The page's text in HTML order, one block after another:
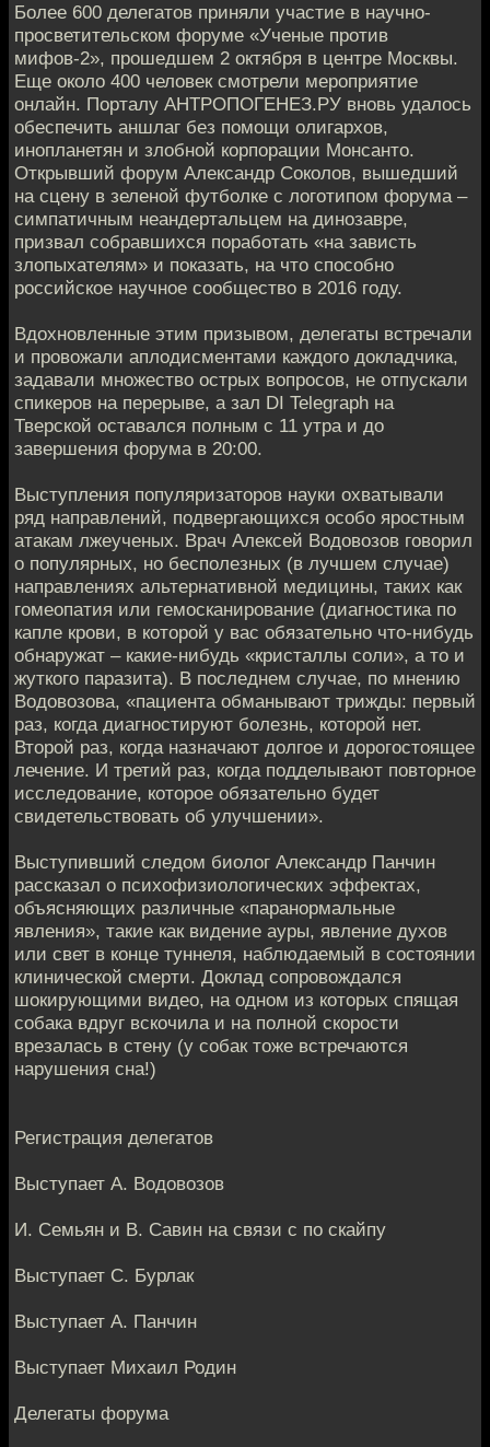
Более 600 делегатов приняли участие в научно-
просветительском форуме «Ученые против
мифов-2», прошедшем 2 октября в центре Москвы.
Еще около 400 человек смотрели мероприятие
онлайн. Порталу АНТРОПОГЕНЕЗ.РУ вновь удалось
обеспечить аншлаг без помощи олигархов,
инопланетян и злобной корпорации Монсанто.
Открывший форум Александр Соколов, вышедший
на сцену в зеленой футболке с логотипом форума –
симпатичным неандертальцем на динозавре,
призвал собравшихся поработать «на зависть
злопыхателям» и показать, на что способно
российское научное сообщество в 2016 году.
Вдохновленные этим призывом, делегаты встречали
и провожали аплодисментами каждого докладчика,
задавали множество острых вопросов, не отпускали
спикеров на перерыве, а зал DI Telegraph на
Тверской оставался полным с 11 утра и до
завершения форума в 20:00.
Выступления популяризаторов науки охватывали
ряд направлений, подвергающихся особо яростным
атакам лжеученых. Врач Алексей Водовозов говорил
о популярных, но бесполезных (в лучшем случае)
направлениях альтернативной медицины, таких как
гомеопатия или гемосканирование (диагностика по
капле крови, в которой у вас обязательно что-нибудь
обнаружат – какие-нибудь «кристаллы соли», а то и
жуткого паразита). В последнем случае, по мнению
Водовозова, «пациента обманывают трижды: первый
раз, когда диагностируют болезнь, которой нет.
Второй раз, когда назначают долгое и дорогостоящее
лечение. И третий раз, когда подделывают повторное
исследование, которое обязательно будет
свидетельствовать об улучшении».
Выступивший следом биолог Александр Панчин
рассказал о психофизиологических эффектах,
объясняющих различные «паранормальные
явления», такие как видение ауры, явление духов
или свет в конце туннеля, наблюдаемый в состоянии
клинической смерти. Доклад сопровождался
шокирующими видео, на одном из которых спящая
собака вдруг вскочила и на полной скорости
врезалась в стену (у собак тоже встречаются
нарушения сна!)
Регистрация делегатов
Выступает А. Водовозов
И. Семьян и В. Савин на связи с по скайпу
Выступает С. Бурлак
Выступает А. Панчин
Выступает Михаил Родин
Делегаты форума